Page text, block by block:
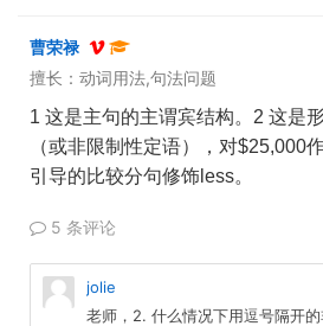
曹荣禄
擅长：动词用法,句法问题
1 这是主句的主谓宾结构。 2 这是
（或非限制性定语），对$25,000
引导的比较分句修饰 less。
5 条评论
jolie
老师，2. 什么情况下用逗号隔开